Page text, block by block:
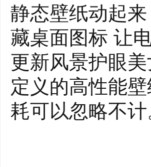
静态壁纸动起
藏桌面图标 让
更新风景护眼
定义的高性能
耗可以忽略不计